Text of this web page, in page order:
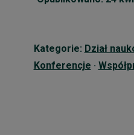
Kategorie: Dział
Konferencje ·